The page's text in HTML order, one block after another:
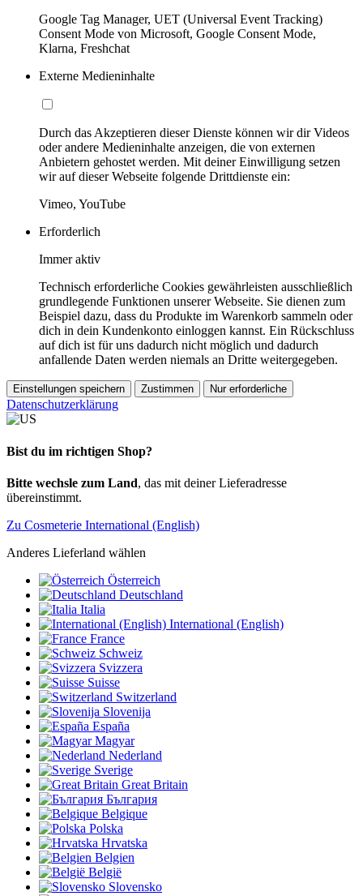
Google Tag Manager, UET (Universal Event Tracking)
Consent Mode von Microsoft, Google Consent Mode,
Klarna, Freshchat
Externe Medieninhalte
Durch das Akzeptieren dieser Dienste können wir dir Videos
oder andere Medieninhalte anzeigen, die von externen
Anbietern gehostet werden. Mit deiner Einwilligung setzen
wir auf dieser Webseite folgende Drittdienste ein:
Vimeo, YouTube
Erforderlich
Immer aktiv
Technisch erforderliche Cookies gewährleisten ausschließlich
grundlegende Funktionen unserer Webseite. Sie dienen zum
Beispiel dazu, dass du Produkte im Warenkorb sammeln oder
dich in dein Kundenkonto einloggen kannst. Ein Rückschluss
auf dich ist für uns dadurch nicht möglich und dadurch
anfallende Daten werden niemals an Dritte weitergegeben.
Einstellungen speichern Zustimmen Nur erforderliche
Datenschutzerklärung
Bist du im richtigen Shop?
Bitte wechsle zum Land, das mit deiner Lieferadresse
übereinstimmt.
Zu Cosmeterie International (English)
Anderes Lieferland wählen
Österreich
Deutschland
Italia
International (English)
France
Schweiz
Svizzera
Suisse
Switzerland
Slovenija
España
Magyar
Nederland
Sverige
Great Britain
България
Belgique
Polska
Hrvatska
Belgien
België
Slovensko